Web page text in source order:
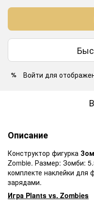
% Войти для
Описание
Конструктор фигурка
Zombie. Размер: Зомби:
комплекте наклейки для
зарядами.
Игра Plants vs. Zombies